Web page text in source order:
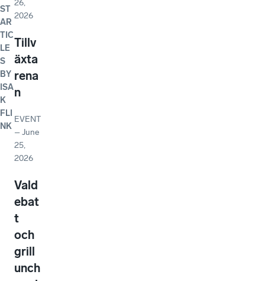
ST
AR
TIC
LE
S
BY
ISA
K
FLI
NK
26,
2026
Tillv
äxta
rena
n
EVENT
–June
25,
2026
Vald
ebat
t
och
grill
unch